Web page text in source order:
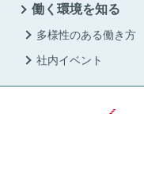
働く環境を知る
多様性のある働き方
社内イベント